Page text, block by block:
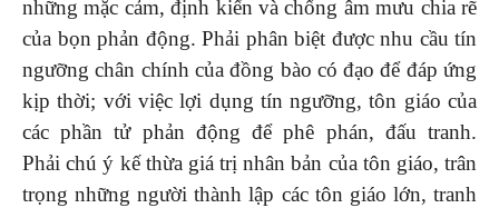
những mặc cảm, định kiến và chống âm mưu chia rẽ
của bọn phản động. Phải phân biệt được nhu cầu tín
ngưỡng chân chính của đồng bào có đạo để đáp ứng
kịp thời; với việc lợi dụng tín ngưỡng, tôn giáo của
các phần tử phản động để phê phán, đấu tranh.
Phải chú ý kế thừa giá trị nhân bản của tôn giáo, trân
trọng những người thành lập các tôn giáo lớn, tranh